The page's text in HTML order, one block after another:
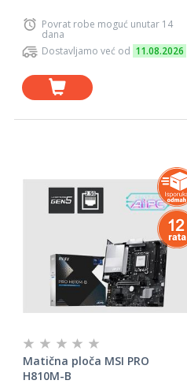
Povrat robe moguć unutar 14
dana
Dostavljamo već od 11.08.2026
Matična ploča MSI PRO
H810M-B